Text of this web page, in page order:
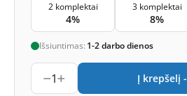
2 komplektai
4%
3 komplektai
8%
Išsiuntimas: 1-2 darbo dienos
1 Į krepšelį -